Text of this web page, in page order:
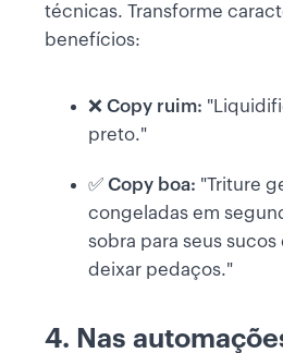
técnicas. Transforme
benefícios:
❌ Copy ruim:
preto."
✅ Copy boa: "Triture
congeladas em
sobra para seus sucos
deixar pedaços."
4. Nas